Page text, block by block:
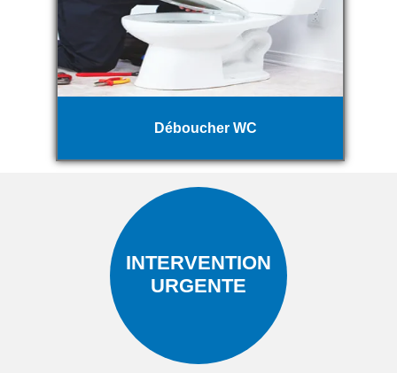
Déboucher WC
INTERVENTION
URGENTE